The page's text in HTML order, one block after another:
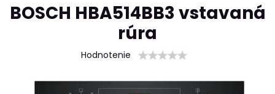
BOSCH HBA514BB3 vstavaná
rúra
Hodnotenie